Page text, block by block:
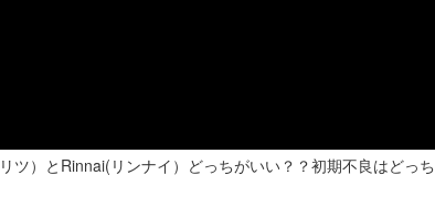
）とRinnai(リンナイ）どっちがいい？？初期不良はどっち